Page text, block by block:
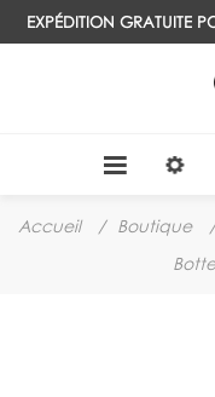
EXPÉDITION GRATUITE
Accueil / Boutique /